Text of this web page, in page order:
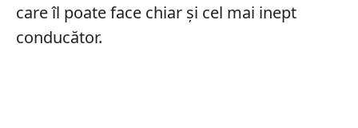
care îl poate face chiar și cel mai inept
conducător.